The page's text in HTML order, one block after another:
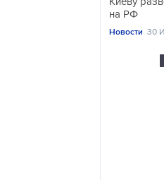
на РФ
Новости 30